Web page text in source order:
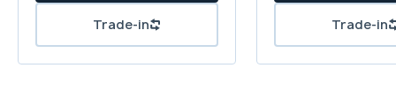
Trade-in Trade-in